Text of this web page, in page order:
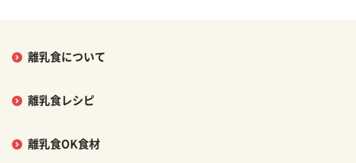
離乳食について
離乳食レシピ
離乳食OK食材